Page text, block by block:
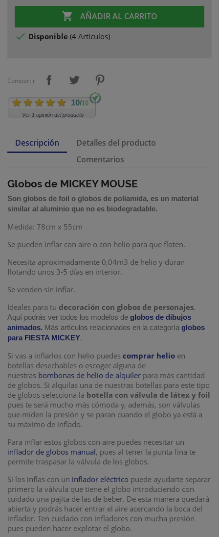
 AÑADIR AL CARRITO
 Disponible (4 Artículos)
Compartir
10/10
Ver 1 opinión del producto
Descripción
Detalles del producto
Comentarios
Globos de MICKEY MOUSE
Son globos de foil o globos de poliamida, es un material
similar al aluminio que no es biodegradable.
Medida: 78cm x 55cm
Se pueden inflar con aire o con helio para que floten.
Necesita aproximadamente 0,04m3 de helio y duran
flotando unos 3-5 días en interior.
Se venden sin inflar.
Ideales para tu decoración con globos de personajes.
Aquí podrás ver todos los modelos de globos de dibujos
animados. Más artículos relacionados en la categoría globos
para FIESTA MICKEY.
Si vas a inflarlos con helio puedes comprar helio en
botellas desechables o escoger alguna de
nuestras bombonas de helio de alquiler para más cantidad
de globos. Si alquilas una de nuestras botellas para este tipo
de globos selecciona la botella con válvula de látex y foil
pues te será mucho más cómoda y, además, son válvulas
que miden la presión y se paran cuando el globo ya está a
su máximo de inflado.
Para inflar estos globos con aire puedes necesitar un
inflador de globos manual, pues al tener la punta fina te
permite traspasar la válvula de los globos.
Si los inflas con un inflador eléctrico puede ayudarte separar
primero la válvula que tiene el globo introduciendo con
cuidado una pajita de las de beber. De esta manera quedará
abierta y podrás hacer entrar el aire acercando la boca del
inflador. Ten cuidado con infladores con mucha presión
pues pueden hacer explotar el globo.